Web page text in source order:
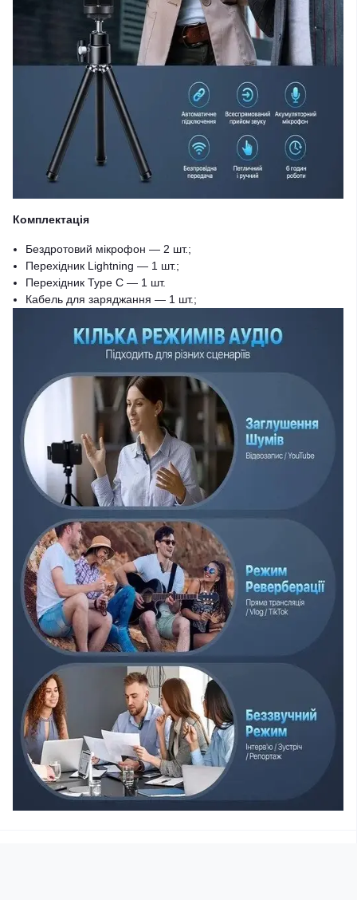
Комплектація
Бездротовий мікрофон — 2 шт.;
Перехідник Lightning — 1 шт.;
Перехідник Type C — 1 шт.
Кабель для заряджання — 1 шт.;